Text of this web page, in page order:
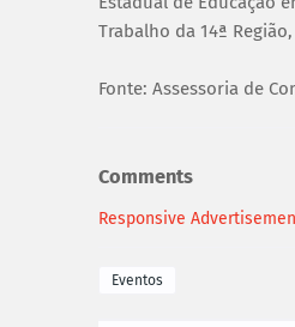
Trabalho da 14ª
Fonte: Assessoria de
Comments
Responsive
Eventos